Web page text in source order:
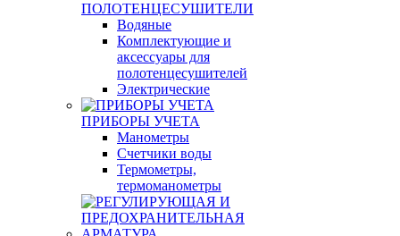
ПОЛОТЕНЦЕСУШИТЕЛИ
Водяные
Комплектующие и
аксессуары для
полотенцесушителей
Электрические
ПРИБОРЫ УЧЕТА
Манометры
Счетчики воды
Термометры,
термоманометры